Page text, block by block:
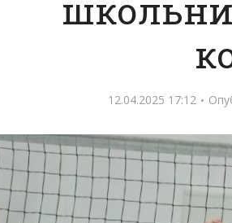
12.04.2025 17:12